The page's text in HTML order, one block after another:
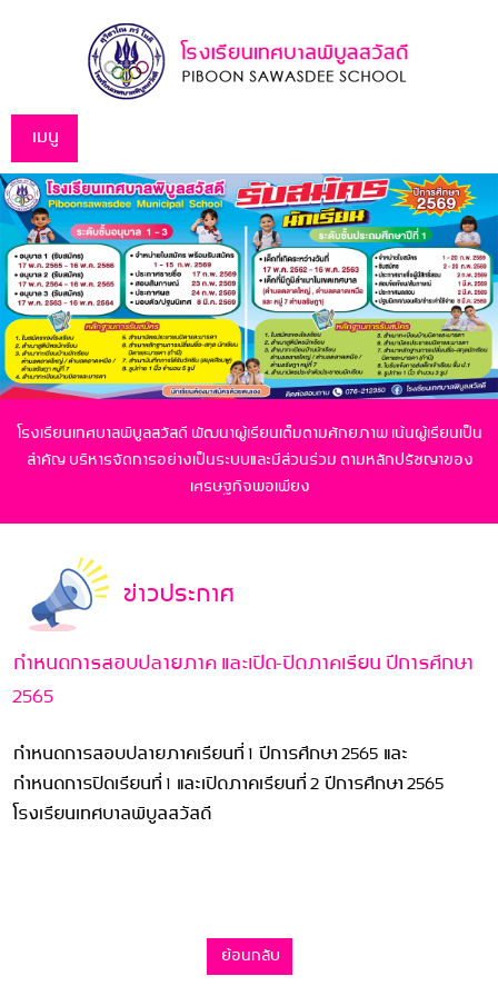
เมนู
โรงเรียนเทศบาลพิบูลสวัสดี พัฒนาผู้เรียนเต็มตามศักยภาพ เน้นผู้เรียนเป็น
สำคัญบริหารจัดการอย่างเป็นระบบและมีส่วนร่วม ตามหลักปรัชญาของ
เศรษฐกิจพอเพียง
ข่าวประกาศ
กำหนดการสอบปลายภาค และเปิด-ปิดภาคเรียน ปีการศึกษา
2565
กำหนดการสอบปลายภาคเรียนที่ 1 ปีการศึกษา 2565 และ
กำหนดการปิดเรียนที่ 1 และเปิดภาคเรียนที่ 2 ปีการศึกษา 2565
โรงเรียนเทศบาลพิบูลสวัสดี
ย้อนกลับ